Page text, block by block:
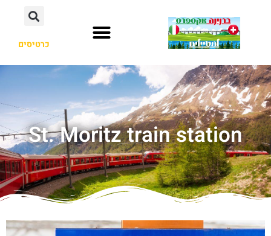
כרטיסים
St. Moritz train station